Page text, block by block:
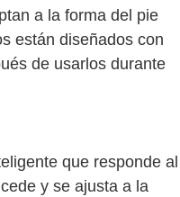
a la forma del pie
están diseñados con
de usarlos durante
que responde al
y se ajusta a la